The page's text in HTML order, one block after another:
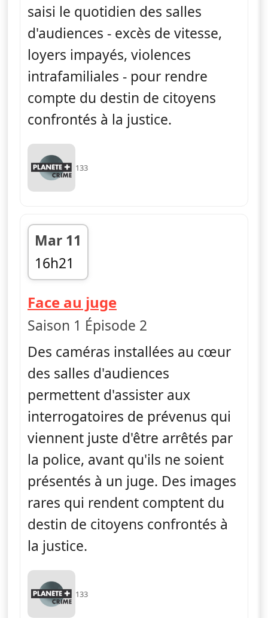
saisi le quotidien des salles
d'audiences - excès de vitesse,
loyers impayés, violences
intrafamiliales - pour rendre
compte du destin de citoyens
confrontés à la justice.
133
Mar 11
16h21
fin 16h51
Face au juge— Face au juge
Saison 1 Épisode 2
Des caméras installées au cœur
des salles d'audiences
permettent d'assister aux
interrogatoires de prévenus qui
viennent juste d'être arrêtés par
la police, avant qu'ils ne soient
présentés à un juge. Des images
rares qui rendent comptent du
destin de citoyens confrontés à
la justice.
133